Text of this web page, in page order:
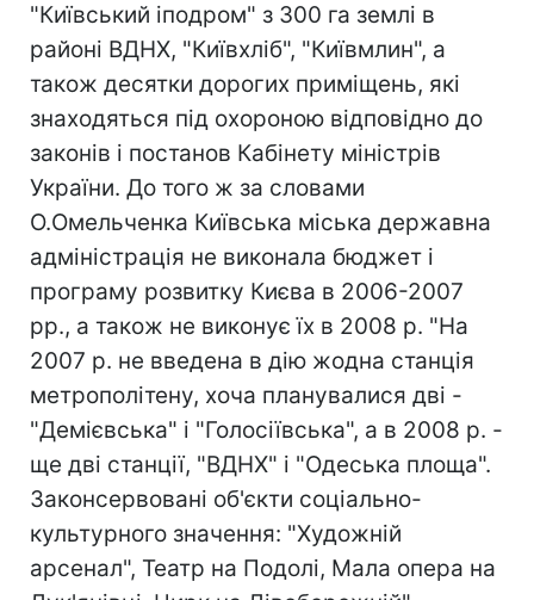
"Київський іподром" з 300 га землі в
районі ВДНХ, "Київхліб", "Київмлин", а
також десятки дорогих приміщень, які
знаходяться під охороною відповідно до
законів і постанов Кабінету міністрів
України. До того ж за словами
О.Омельченка Київська міська державна
адміністрація не виконала бюджет і
програму розвитку Києва в 2006-2007
рр., а також не виконує їх в 2008 р. "На
2007 р. не введена в дію жодна станція
метрополітену, хоча планувалися дві -
"Демієвська" і "Голосіївська", а в 2008 р. -
ще дві станції, "ВДНХ" і "Одеська площа".
Законсервовані об'єкти соціально-
культурного значення: "Художній
арсенал", Театр на Подолі, Мала опера на